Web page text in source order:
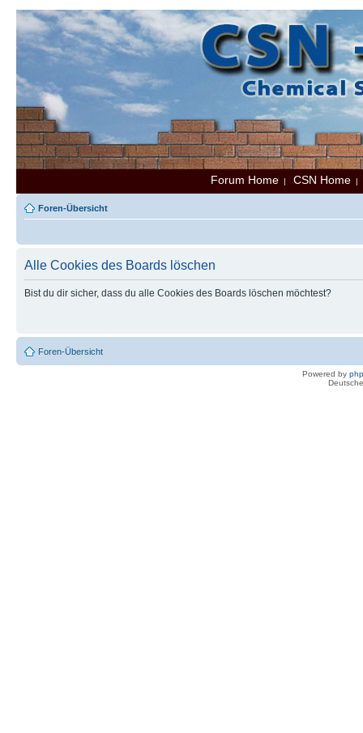
Forum Home | CSN Home
Foren-Übersicht
Alle Cookies des Boards löschen
Bist du dir sicher, dass du alle Cookies des Boards löschen möchtest?
Foren-Übersicht
Powered by